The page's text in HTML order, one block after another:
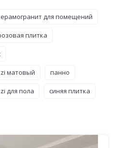
для помещений
плитка
матовый панно
для пола синяя плитка